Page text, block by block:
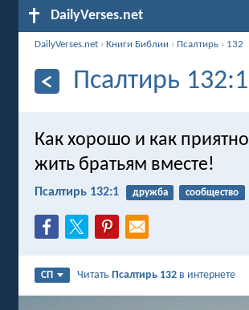
DailyVerses.net
DailyVerses.net ›Книги Библии › Псалтирь › 132
Псалтирь 132:1
Как хорошо и как приятно
жить братьям вместе!
Псалтирь 132:1 дружба сообщество
СП ЧитатьПсалтирь 132 в интернете